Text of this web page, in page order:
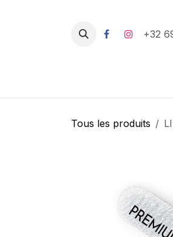
+32
Tous les produits